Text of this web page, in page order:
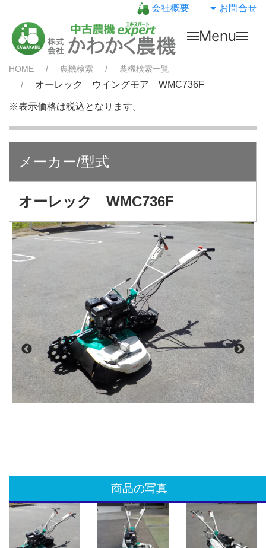
会社概要 お問合せ
Menu
HOME 農機検索 農機検索一覧
オーレック ウイングモア WMC736F
※表示価格は税込となります。
メーカー/型式
オーレック WMC736F
商品の写真